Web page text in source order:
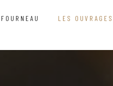
FOURNEAU LES OUVRAGES